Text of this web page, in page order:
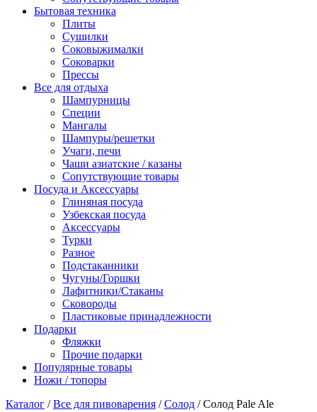
Бытовая техника
Плиты
Сушилки
Соковыжималки
Соковарки
Прессы
Все для отдыха
Шампурницы
Специи
Мангалы
Шампуры/решетки
Учаги, печи
Чаши азиатские / казаны
Сопутствующие товары
Посуда и Аксессуары
Глиняная посуда
Узбекская посуда
Аксессуары
Турки
Разное
Подстаканники
Чугуны/Горшки
Лафитники/Стаканы
Сковороды
Пластиковые принадлежности
Подарки
Фляжки
Прочие подарки
Популярные товары
Ножи / топоры
Каталог /Все для пивоварения /Солод / Солод Pale Ale